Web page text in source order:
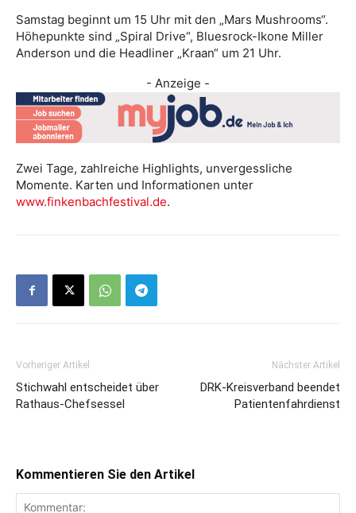
Samstag beginnt um 15 Uhr mit den „Mars Mushrooms“.
Höhepunkte sind „Spiral Drive“, Bluesrock-Ikone Miller
Anderson und die Headliner „Kraan“ um 21 Uhr.
- Anzeige -
Zwei Tage, zahlreiche Highlights, unvergessliche
Momente. Karten und Informationen unter
www.finkenbachfestival.de.
Vorheriger Artikel
Stichwahl entscheidet über
Rathaus-Chefsessel
Nächster Artikel
DRK-Kreisverband beendet
Patientenfahrdienst
Kommentieren Sie den Artikel